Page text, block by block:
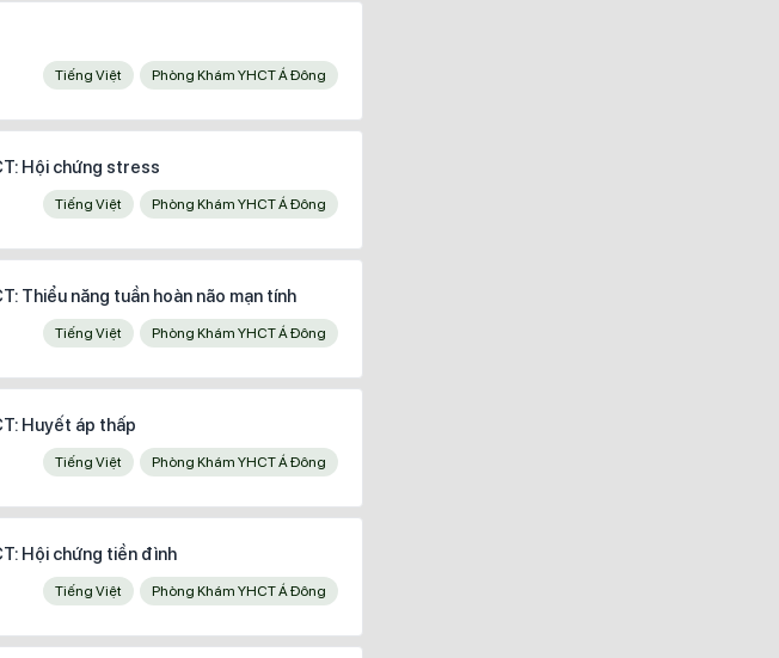
Tiếng Việt Phòng Khám YHCT Á Đông
Hội chứng stress
Tiếng Việt Phòng Khám YHCT Á Đông
Thiểu năng tuần hoàn não mạn tính
Tiếng Việt Phòng Khám YHCT Á Đông
Huyết áp thấp
Tiếng Việt Phòng Khám YHCT Á Đông
Hội chứng tiền đình
Tiếng Việt Phòng Khám YHCT Á Đông